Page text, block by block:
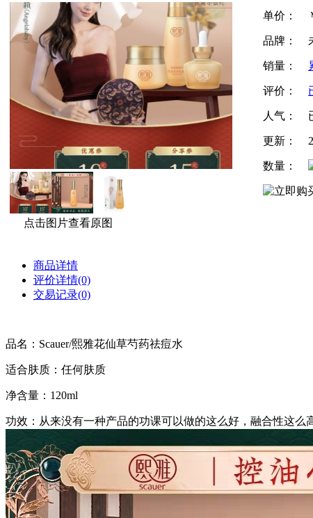
点击图片查看原图
单价：
品牌：
销量：
评价：
人气：
更新：
数量：
商品详情
评价详情(0)
交易记录(0)
品名：Scauer/熙雅花仙草芍药祛痘水
适合肤质：任何肤质
净含量：120ml
功效：从来没有一种产品的功课可以做的这么好，融合性这么